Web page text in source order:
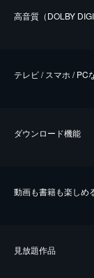
⾼⾳質（DOLBY
テレビ / スマホ / PC
ダウンロード機能
動画も書籍も楽しめ
⾒放題作品